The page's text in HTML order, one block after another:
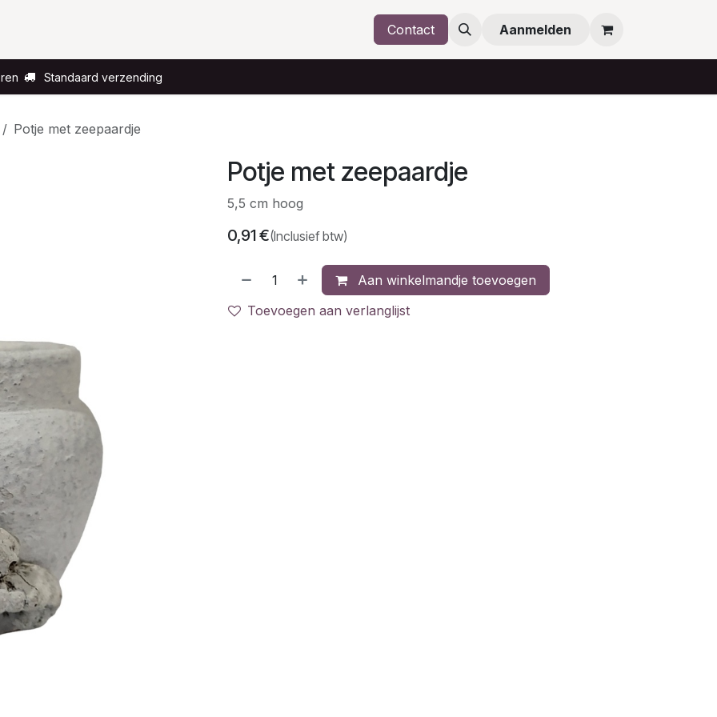
Contact Aanmelden
Standaard verzending
Potje met zeepaardje
Potje met zeepaardje
5,5 cm hoog
0,91€(Inclusief btw)
Aan winkelmandje toevoegen
Toevoegen aan verlanglijst